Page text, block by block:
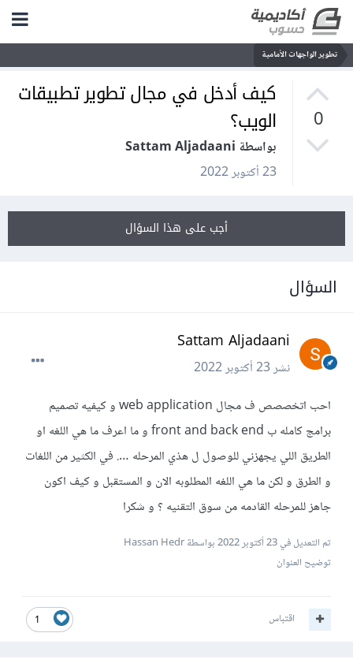
تطوير الواجهات الأمامية
0
كيف أدخل في مجال تطوير تطبيقات
الويب؟
بواسطة Sattam Aljadaani
23 أكتوبر 2022
أجب على هذا السؤال
السؤال
Sattam Aljadaani
نشر23 أكتوبر 2022
احب اتخصصص ف مجال web application و كيفيه تصميم
برامج كامله ب front and back end و ما اعرف ما هي اللغه او
الطريق اللي يجهزني للوصول ل هذي المرحله …. في الكثير من اللغات
و الطرق و لكن ما هي اللغه المطلوبه الان و المستقبل و كيف اكون
جاهز للمرحله القادمه من سوق التقنيه ؟ و شكرا
تم التعديل في23 أكتوبر 2022
بواسطة Hassan Hedr
توضيح العنوان
1 اقتباس